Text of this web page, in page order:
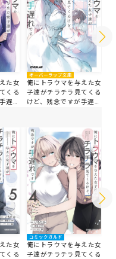
た女
くる
遅れ
オーバーラップ文庫
俺にトラウマを与えた女
子達がチラチラ見てくる
けど、残念ですが手遅れ
た女
くる
コミックガルド
俺にトラウマを与えた女
子達がチラチラ見てくる